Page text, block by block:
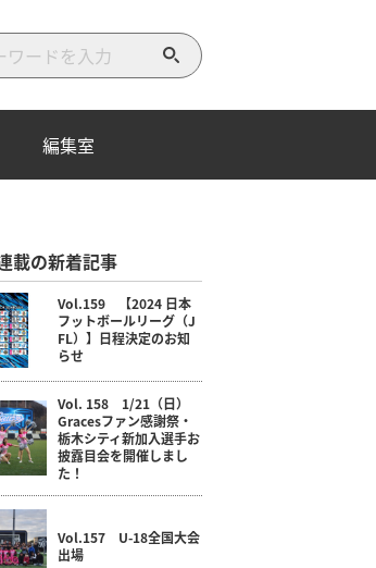
編集室
載の新着記事
Vol.159 【2024 日本
フットボールリーグ（J
FL）】日程決定のお知
らせ
Vol. 158 1/21（日）
Gracesファン感謝祭・
栃木シティ新加入選手お
披露目会を開催しまし
た！
Vol.157 U-18全国大会
出場